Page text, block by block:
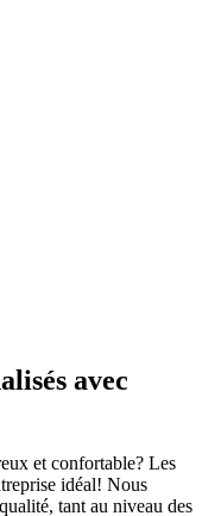
avec
et confortable? Les
idéal! Nous
tant au niveau des